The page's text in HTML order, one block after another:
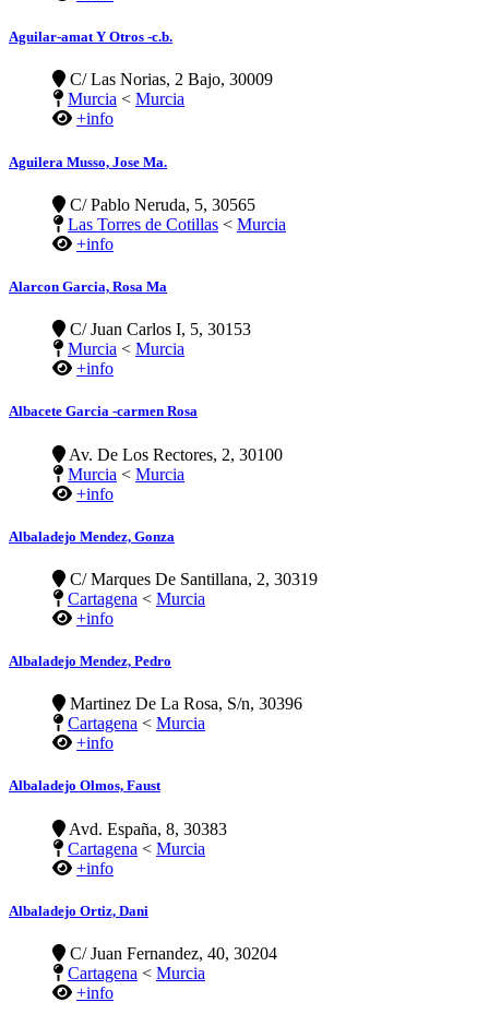
Aguilar-amat Y Otros -c.b.
C/ Las Norias, 2 Bajo, 30009
Murcia < Murcia
+info
Aguilera Musso, Jose Ma.
C/ Pablo Neruda, 5, 30565
Las Torres de Cotillas < Murcia
+info
Alarcon Garcia, Rosa Ma
C/ Juan Carlos I, 5, 30153
Murcia < Murcia
+info
Albacete Garcia -carmen Rosa
Av. De Los Rectores, 2, 30100
Murcia < Murcia
+info
Albaladejo Mendez, Gonza
C/ Marques De Santillana, 2, 30319
Cartagena < Murcia
+info
Albaladejo Mendez, Pedro
Martinez De La Rosa, S/n, 30396
Cartagena < Murcia
+info
Albaladejo Olmos, Faust
Avd. España, 8, 30383
Cartagena < Murcia
+info
Albaladejo Ortiz, Dani
C/ Juan Fernandez, 40, 30204
Cartagena < Murcia
+info